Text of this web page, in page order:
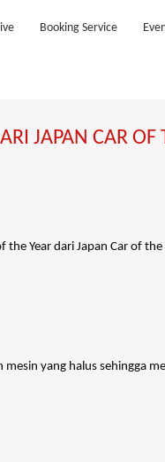
Booking Service
JAPAN CAR OF
the Year dari Japan Car of
mesin yang halus sehingga